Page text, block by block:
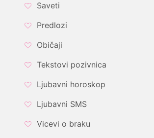
Saveti
Predlozi
Običaji
Tekstovi pozivnica
Ljubavni horoskop
Ljubavni SMS
Vicevi o braku